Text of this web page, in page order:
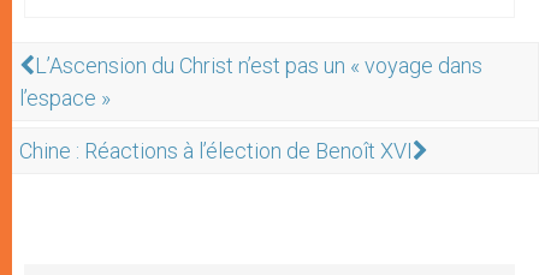
L’Ascension du Christ n’est pas un « voyage dans
l’espace »
Chine : Réactions à l’élection de Benoît XVI